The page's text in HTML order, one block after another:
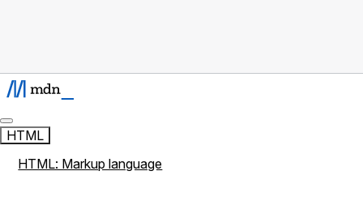
HTML
HTML: Markup language